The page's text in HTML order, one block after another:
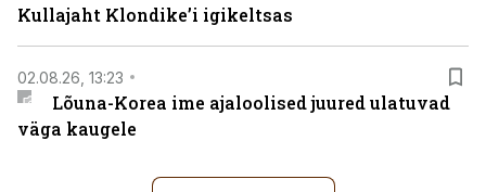
Kullajaht Klondike’i igikeltsas
02.08.26, 13:23
Lõuna-Korea ime ajaloolised juured ulatuvad
väga kaugele